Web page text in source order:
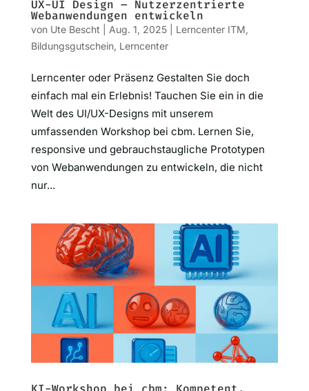
UX-UI Design – Nutzerzentrierte
Webanwendungen entwickeln
von Ute Bescht Aug. 1, 2025| Lerncenter ITM,
Bildungsgutschein, Lerncenter
Lerncenter oder Präsenz Gestalten Sie doch
einfach mal ein Erlebnis! Tauchen Sie ein in die
Welt des UI/UX-Designs mit unserem
umfassenden Workshop bei cbm. Lernen Sie,
responsive und gebrauchstaugliche Prototypen
von Webanwendungen zu entwickeln, die nicht
nur...